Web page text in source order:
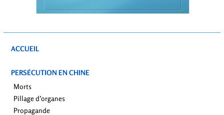
ACCUEIL
PERSÉCUTION EN CHINE
Morts
Pillage d’organes
Propagande